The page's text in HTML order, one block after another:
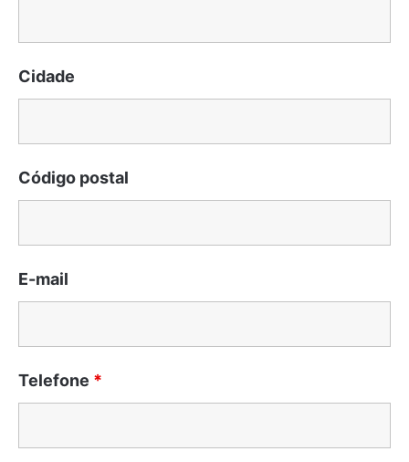
Cidade
Código postal
E-mail
Telefone *